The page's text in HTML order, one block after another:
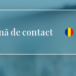
de contact